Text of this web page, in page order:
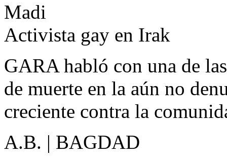
Madi
Activista gay en Irak
GARA habló con una de
de muerte en la aún no
creciente contra la
A.B. | BAGDAD